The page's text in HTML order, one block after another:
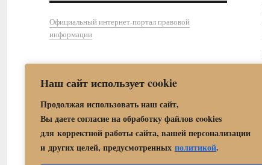
Наш сайт использует cookie
Продолжая использовать наш сайт,
Вы даете согласие на обработку файлов cookies
для корректной работы сайта, вашей персонализации
и других целей, предусмотренных политикой.
Официальный интернет-портал правовой
информации